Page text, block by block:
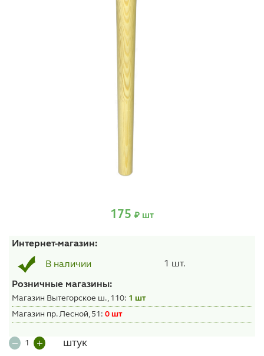
175 ₽ шт
Интернет-магазин:
В наличии 1 шт.
Розничные магазины:
Магазин Вытегорское ш., 110: 1 шт
Магазин пр. Лесной, 51: 0 шт
штук